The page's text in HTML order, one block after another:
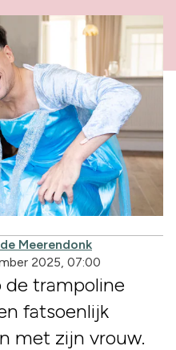
Meerendonk
2025, 07:00
de trampoline
fatsoenlijk
met zijn vrouw.